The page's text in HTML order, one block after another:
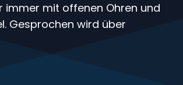
immer mit offenen Ohren und
Gesprochen wird über